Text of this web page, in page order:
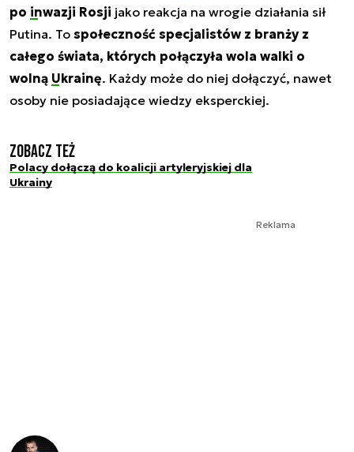
po inwazji Rosji jako reakcja na wrogie działania sił
Putina. To społeczność specjalistów z branży z
całego świata, których połączyła wola walki o
wolną Ukrainę. Każdy może do niej dołączyć, nawet
osoby nie posiadające wiedzy eksperckiej.
Zobacz też
Polacy dołączą do koalicji artyleryjskiej dla
Ukrainy
Reklama